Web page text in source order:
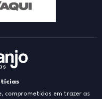
comprometidos em trazer as